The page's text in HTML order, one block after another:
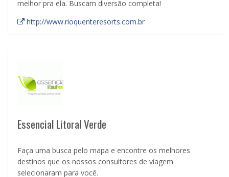
melhor pra ela. Buscam diversão completa!
http://www.rioquenteresorts.com.br
Essencial Litoral Verde
Faça uma busca pelo mapa e encontre os melhores
destinos que os nossos consultores de viagem
selecionaram para você.